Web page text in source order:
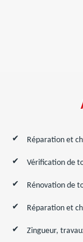
Réparation et
Vérification de
Rénovation de
Réparation et
Zingueur,